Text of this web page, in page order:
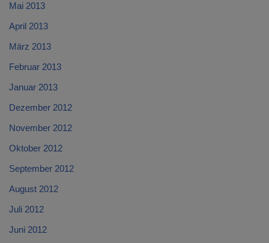
Mai 2013
April 2013
März 2013
Februar 2013
Januar 2013
Dezember 2012
November 2012
Oktober 2012
September 2012
August 2012
Juli 2012
Juni 2012